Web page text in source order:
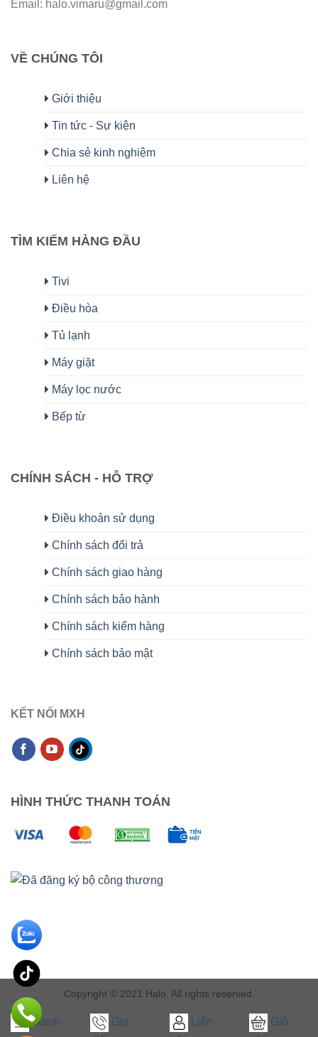
Email: halo.vimaru@gmail.com
VỀ CHÚNG TÔI
Giới thiệu
Tin tức - Sự kiện
Chia sẻ kinh nghiệm
Liên hệ
TÌM KIẾM HÀNG ĐẦU
Tivi
Điều hòa
Tủ lạnh
Máy giặt
Máy lọc nước
Bếp từ
CHÍNH SÁCH - HỖ TRỢ
Điều khoản sử dụng
Chính sách đổi trả
Chính sách giao hàng
Chính sách bảo hành
Chính sách kiểm hàng
Chính sách bảo mật
KẾT NỐI MXH
HÌNH THỨC THANH TOÁN
Copyright © 2021 Halo. All rights reserved.
Danh
Gọi
Liên
Giỏ